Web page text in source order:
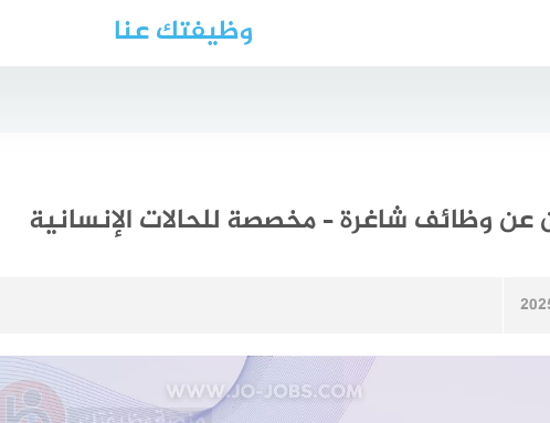
وظيفتك عنا
عن وظائف شاغرة – مخصصة للحالات الإنسانية